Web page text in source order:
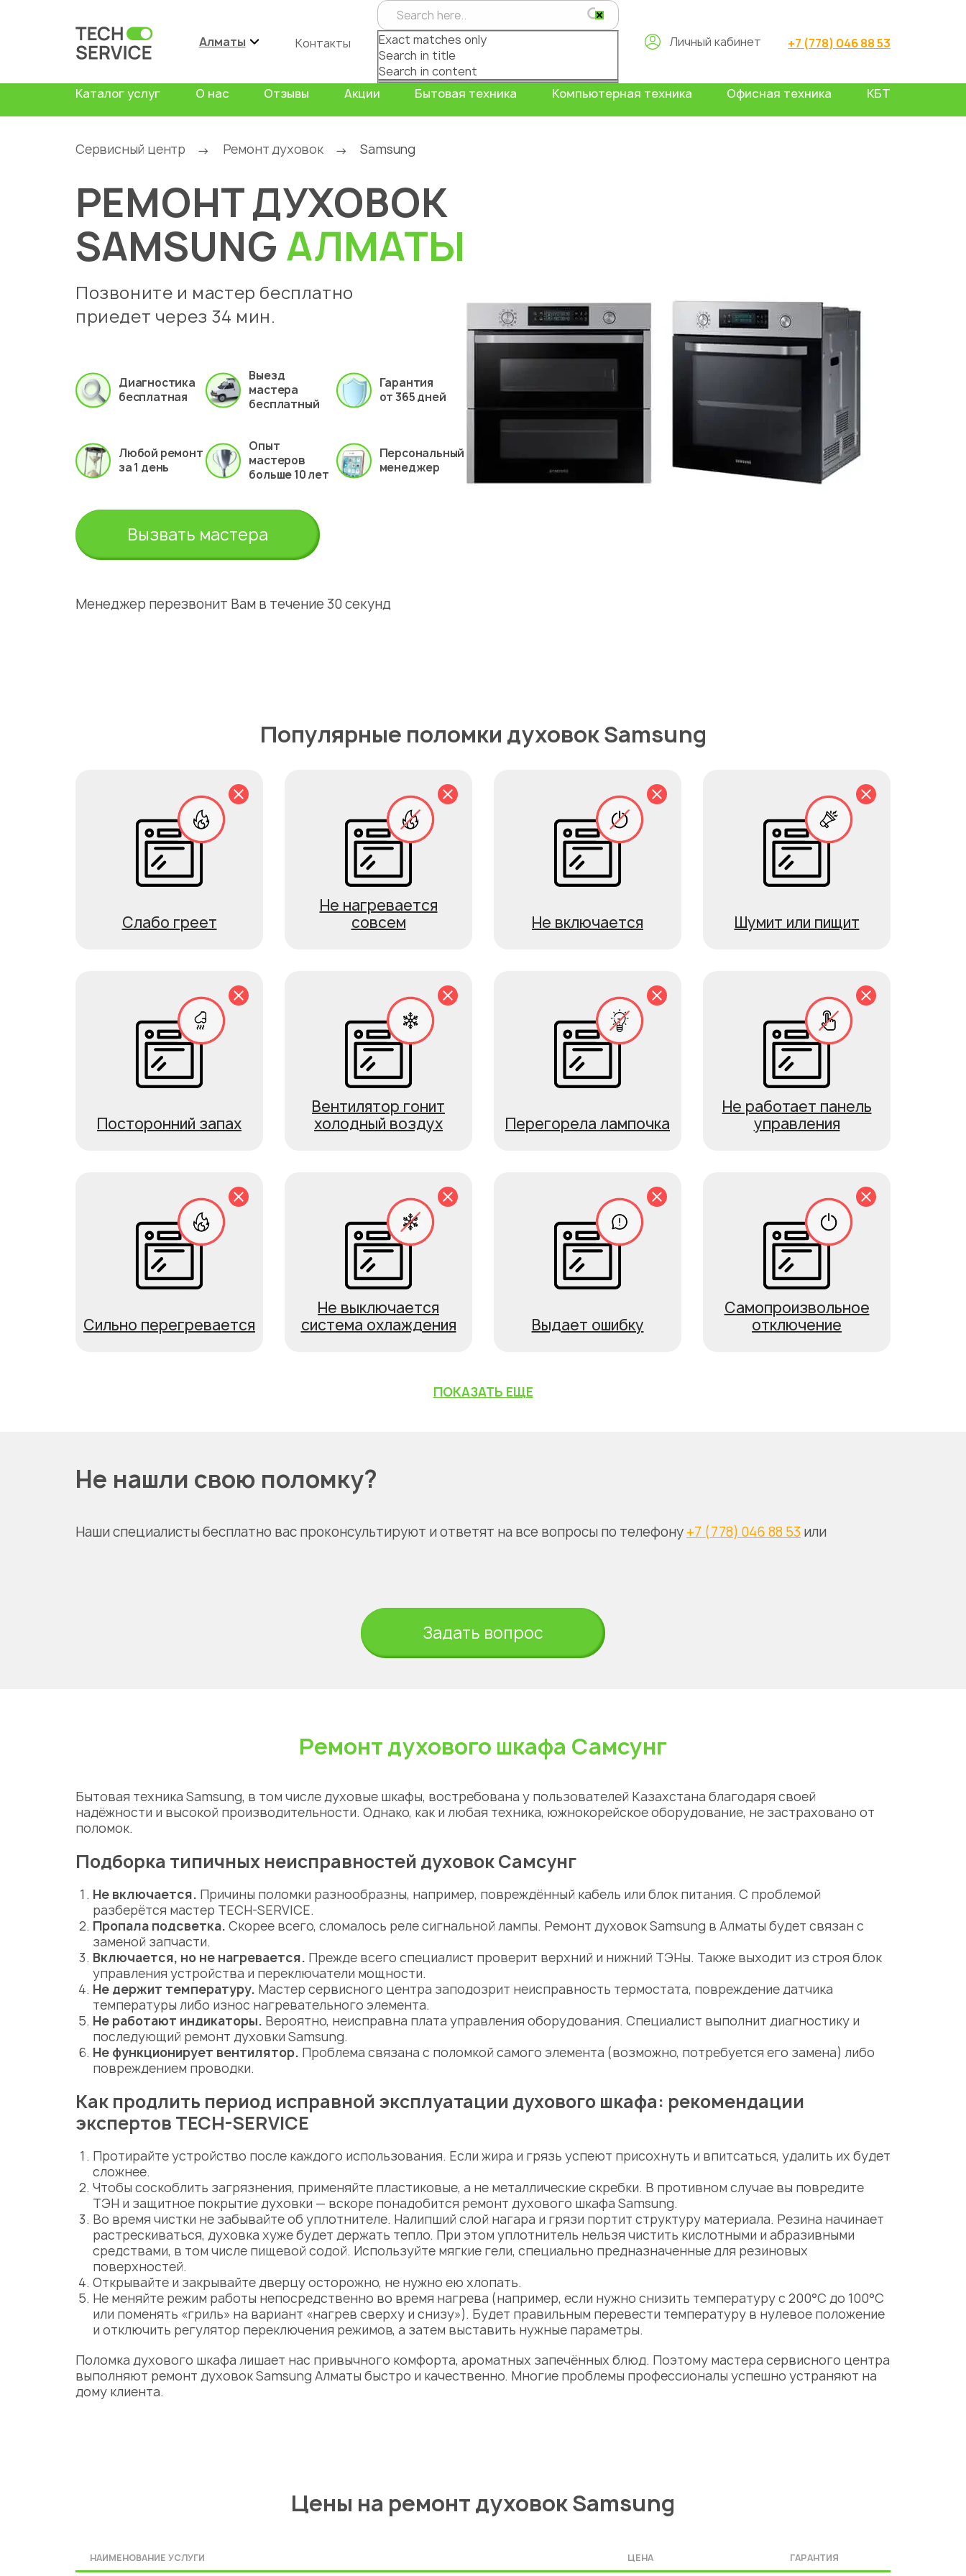
Алматы Контакты
Exact matches only
Search in title
Search in content
Личный кабинет +7 (778) 046 88 53
Каталог услуг О нас Отзывы Акции Бытовая техника Компьютерная техника Офисная техника КБТ
Сервисный центр → Ремонт духовок → Samsung
РЕМОНТ ДУХОВОК
SAMSUNG АЛМАТЫ
Позвоните и мастер бесплатно
приедет через 34 мин.
Диагностика
бесплатная
Выезд
мастера
бесплатный
Гарантия
от 365 дней
Любой ремонт
за 1 день
Опыт
мастеров
больше 10 лет
Персональный
менеджер
Вызвать мастера
Менеджер перезвонит Вам в течение 30 секунд
Популярные поломки духовок Samsung
Слабо греет
Не нагревается
совсем
Не включается Шумит или пищит
Посторонний запах
Вентилятор гонит
холодный воздух
Перегорела лампочка
Не работает панель
управления
Сильно перегревается
Не выключается
система охлаждения
Выдает ошибку
Самопроизвольное
отключение
ПОКАЗАТЬ ЕЩЕ
Не нашли свою поломку?
Наши специалисты бесплатно вас проконсультируют и ответят на все вопросы по телефону +7 (778) 046 88 53 или
Задать вопрос
Ремонт духового шкафа Самсунг
Бытовая техника Samsung, в том числе духовые шкафы, востребована у пользователей Казахстана благодаря своей
надёжности и высокой производительности. Однако, как и любая техника, южнокорейское оборудование, не застраховано от
поломок.
Подборка типичных неисправностей духовок Самсунг
Не включается. Причины поломки разнообразны, например, повреждённый кабель или блок питания. С проблемой
разберётся мастер TECH-SERVICE.
Пропала подсветка. Скорее всего, сломалось реле сигнальной лампы. Ремонт духовок Samsung в Алматы будет связан с
заменой запчасти.
Включается, но не нагревается. Прежде всего специалист проверит верхний и нижний ТЭНы. Также выходит из строя блок
управления устройства и переключатели мощности.
Не держит температуру. Мастер сервисного центра заподозрит неисправность термостата, повреждение датчика
температуры либо износ нагревательного элемента.
Не работают индикаторы. Вероятно, неисправна плата управления оборудования. Специалист выполнит диагностику и
последующий ремонт духовки Samsung.
Не функционирует вентилятор. Проблема связана с поломкой самого элемента (возможно, потребуется его замена) либо
повреждением проводки.
Как продлить период исправной эксплуатации духового шкафа: рекомендации
экспертов TECH-SERVICE
Протирайте устройство после каждого использования. Если жира и грязь успеют присохнуть и впитсаться, удалить их будет
сложнее.
Чтобы соскоблить загрязнения, применяйте пластиковые, а не металлические скребки. В противном случае вы повредите
ТЭН и защитное покрытие духовки — вскоре понадобится ремонт духового шкафа Samsung.
Во время чистки не забывайте об уплотнителе. Налипший слой нагара и грязи портит структуру материала. Резина начинает
растрескиваться, духовка хуже будет держать тепло. При этом уплотнитель нельзя чистить кислотными и абразивными
средствами, в том числе пищевой содой. Используйте мягкие гели, специально предназначенные для резиновых
поверхностей.
Открывайте и закрывайте дверцу осторожно, не нужно ею хлопать.
Не меняйте режим работы непосредственно во время нагрева (например, если нужно снизить температуру с 200°С до 100°С
или поменять «гриль» на вариант «нагрев сверху и снизу»). Будет правильным перевести температуру в нулевое положение
и отключить регулятор переключения режимов, а затем выставить нужные параметры.
Поломка духового шкафа лишает нас привычного комфорта, ароматных запечённых блюд. Поэтому мастера сервисного центра
выполняют ремонт духовок Samsung Алматы быстро и качественно. Многие проблемы профессионалы успешно устраняют на
дому клиента.
Цены на ремонт духовок Samsung
НАИМЕНОВАНИЕ УСЛУГИ ЦЕНА ГАРАНТИЯ